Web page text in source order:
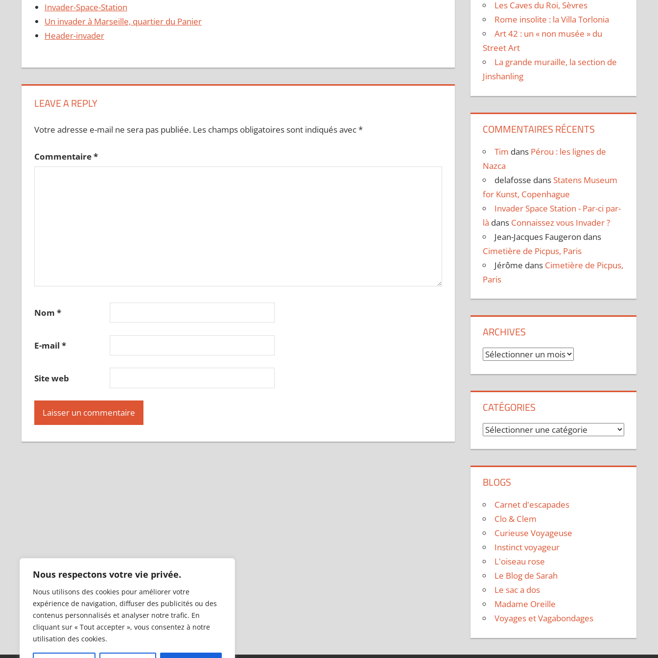
Nous respectons votre vie privée.
Nous utilisons des cookies pour améliorer votre
expérience de navigation, diffuser des publicités ou des
contenus personnalisés et analyser notre trafic. En
cliquant sur « Tout accepter », vous consentez à notre
utilisation des cookies.
Invader-Space-Station
Un invader à Marseille, quartier du Panier
Header-invader
LEAVE A REPLY
Votre adresse e-mail ne sera pas publiée. Les champs obligatoires sont indiqués avec*
Commentaire*
Nom *
E-mail *
Site web
Les Caves du Roi, Sèvres
Rome insolite : la Villa Torlonia
Art 42 : un « non musée » du
Street Art
La grande muraille, la section de
Jinshanling
COMMENTAIRES RÉCENTS
Tim dans Pérou : les lignes de
Nazca
delafosse dans Statens Museum
for Kunst, Copenhague
Invader Space Station - Par-ci par-
là dans Connaissez vous Invader ?
Jean-Jacques Faugeron dans
Cimetière de Picpus, Paris
Jérôme dans Cimetière de Picpus,
Paris
ARCHIVES
Archives
CATÉGORIES
Catégories
BLOGS
Carnet d'escapades
Clo & Clem
Curieuse Voyageuse
Instinct voyageur
L'oiseau rose
Le Blog de Sarah
Le sac a dos
Madame Oreille
Voyages et Vagabondages